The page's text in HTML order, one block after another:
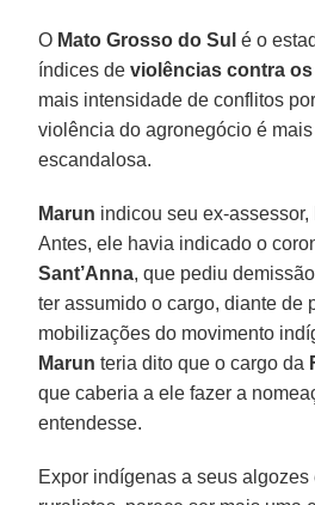
O Mato Grosso do Sul é o
índices deviolências contra
mais intensidade de conflitos
violência do agronegócio é
escandalosa.
Marun indicou seu ex-assessor,
Antes, ele havia indicado o
Sant’Anna, que pediu
ter assumido o cargo, diante de
mobilizações do movimento
Marun teria dito que o cargo da
que caberia a ele fazer a
entendesse.
Expor indígenas a seus